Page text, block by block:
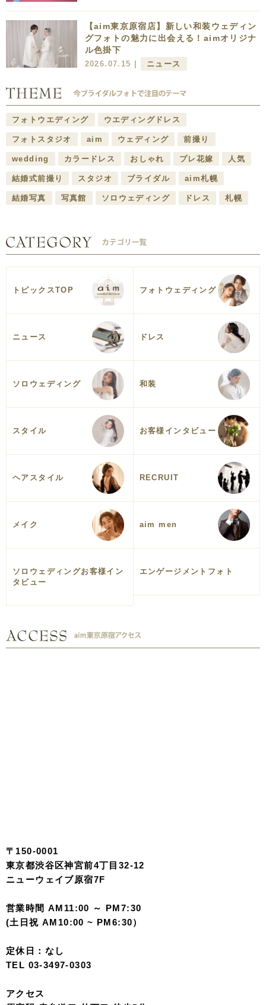
【aim東京原宿店】新しい和装ウェディン
グフォトの魅力に出会える！aimオリジナ
ル色掛下
2026.07.15 | ニュース
フォトウエディング ウエディングドレス
フォトスタジオ aim ウェディング 前撮り
wedding カラードレス おしゃれ プレ花嫁 人気
結婚式前撮り スタジオ ブライダル aim札幌
結婚写真 写真館 ソロウェディング ドレス 札幌
トピックスTOP フォトウェディング
ニュース ドレス
ソロウェディング 和装
スタイル お客様インタビュー
ヘアスタイル RECRUIT
メイク aim men
ソロウェディングお客様イン
タビュー
エンゲージメントフォト
〒150-0001
東京都渋谷区神宮前4丁目32-12
ニューウェイブ原宿7F
営業時間 AM11:00 ～ PM7:30
(土日祝 AM10:00 ~ PM6:30）
定休日：なし
TEL 03-3497-0303
アクセス